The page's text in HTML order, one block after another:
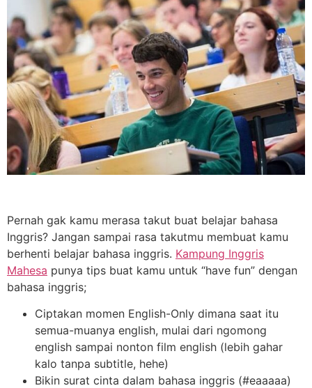
Pernah gak kamu merasa takut buat belajar bahasa
Inggris? Jangan sampai rasa takutmu membuat kamu
berhenti belajar bahasa inggris. Kampung Inggris
Mahesa punya tips buat kamu untuk “have fun” dengan
bahasa inggris;
Ciptakan momen English-Only dimana saat itu
semua-muanya english, mulai dari ngomong
english sampai nonton film english (lebih gahar
kalo tanpa subtitle, hehe)
Bikin surat cinta dalam bahasa inggris (#eaaaaa)